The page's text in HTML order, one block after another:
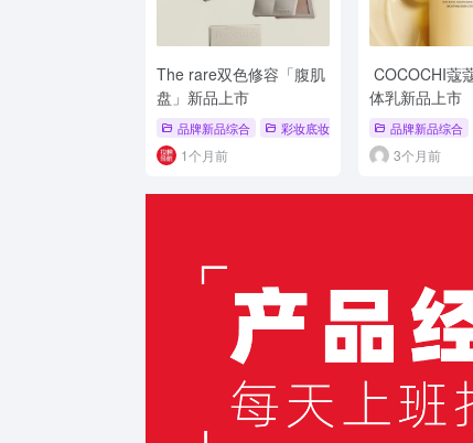
The rare双色修容「腹肌
盘」新品上市
品牌新品综合 彩妆底妆新品 # 新品上市 # 品
1个月前
COCOCHI蔻
体乳新品上市
品牌新品综合
3个月前